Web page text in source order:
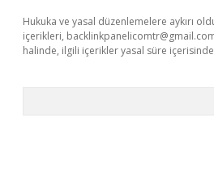
Hukuka ve yasal düzenlemelere aykırı
içerikleri,
halinde, ilgili içerikler yasal süre içerisinde